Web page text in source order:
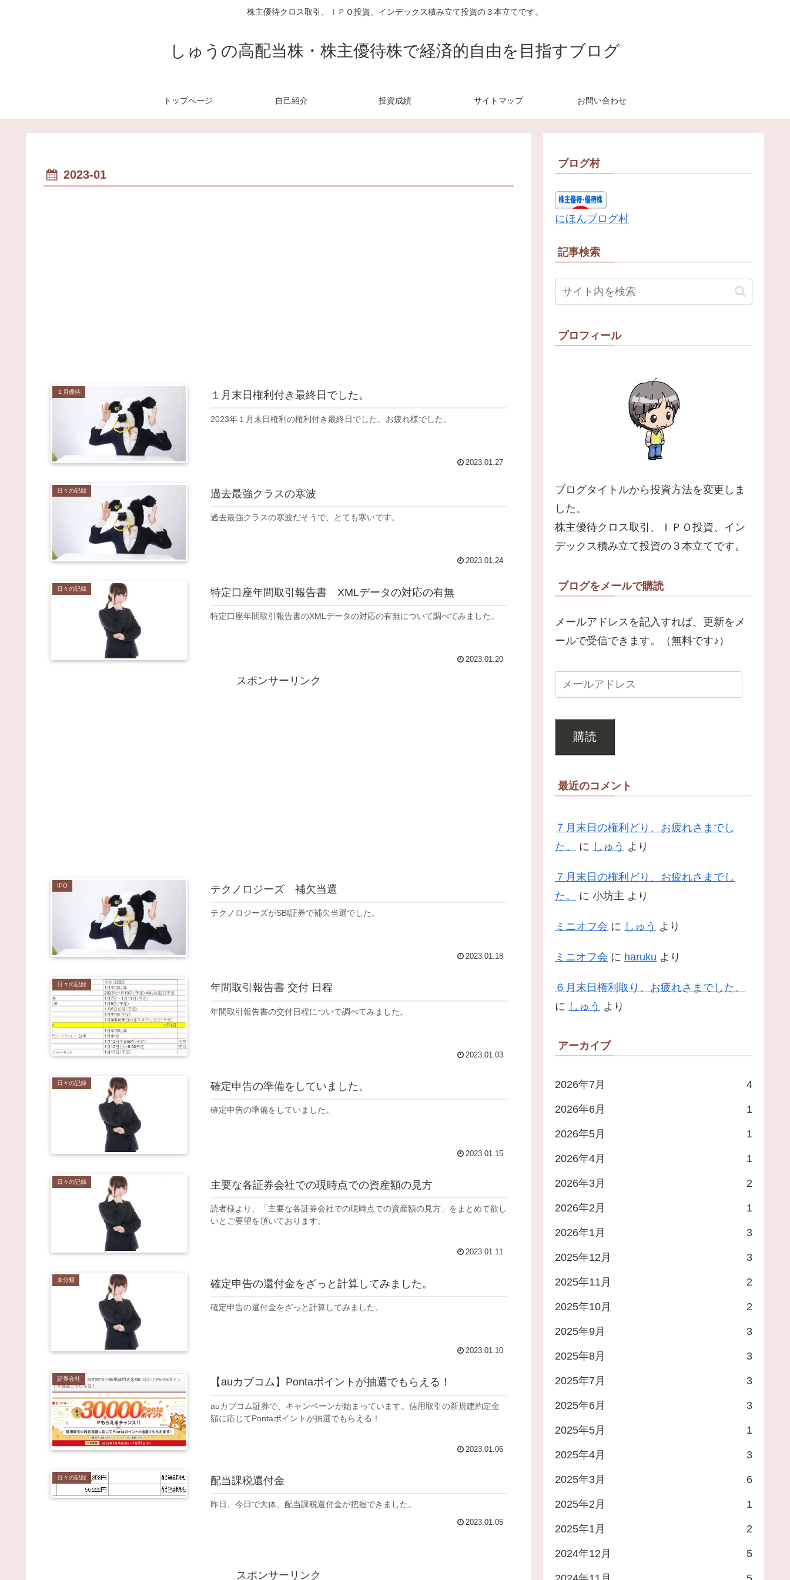
株主優待クロス取引、ＩＰＯ投資、インデックス積み立て投資の３本立てです。
しゅうの高配当株・株主優待株で経済的自由を目指すブログ
トップページ 自己紹介 投資成績 サイトマップ お問い合わせ
2023-01
１月優待 １月末日権利付き最終日でした。
2023年１月末日権利の権利付き最終日でした。お疲れ様でした。
2023.01.27
日々の記録 過去最強クラスの寒波
過去最強クラスの寒波だそうで、とても寒いです。
2023.01.24
日々の記録 特定口座年間取引報告書 XMLデータの対応の有無
特定口座年間取引報告書のXMLデータの対応の有無について調べてみました。
2023.01.20
スポンサーリンク
IPO テクノロジーズ 補欠当選
テクノロジーズがSBI証券で補欠当選でした。
2023.01.18
日々の記録 年間取引報告書 交付 日程
年間取引報告書の交付日程について調べてみました。
2023.01.03
日々の記録 確定申告の準備をしていました。
確定申告の準備をしていました。
2023.01.15
日々の記録 主要な各証券会社での現時点での資産額の見方
読者様より、「主要な各証券会社での現時点での資産額の見方」をまとめて欲し
いとご要望を頂いております。
2023.01.11
未分類 確定申告の還付金をざっと計算してみました。
確定申告の還付金をざっと計算してみました。
2023.01.10
証券会社 【auカブコム】Pontaポイントが抽選でもらえる！
auカブコム証券で、キャンペーンが始まっています。信用取引の新規建約定金
額に応じてPontaポイントが抽選でもらえる！
2023.01.06
日々の記録 配当課税還付金
昨日、今日で大体、配当課税還付金が把握できました。
2023.01.05
スポンサーリンク
ブログ村
にほんブログ村
記事検索
プロフィール
ブログタイトルから投資方法を変更しま
した。
株主優待クロス取引、ＩＰＯ投資、イン
デックス積み立て投資の３本立てです。
ブログをメールで購読
メールアドレスを記入すれば、更新をメ
ールで受信できます。（無料です♪）
購読
最近のコメント
７月末日の権利どり、お疲れさまでし
た。
に しゅう より
７月末日の権利どり、お疲れさまでし
た。
に 小坊主 より
ミニオフ会 に しゅう より
ミニオフ会 に haruku より
６月末日権利取り、お疲れさまでした。
に しゅう より
アーカイブ
2026年7月 4
2026年6月 1
2026年5月 1
2026年4月 1
2026年3月 2
2026年2月 1
2026年1月 3
2025年12月 3
2025年11月 2
2025年10月 2
2025年9月 3
2025年8月 3
2025年7月 3
2025年6月 3
2025年5月 1
2025年4月 3
2025年3月 6
2025年2月 1
2025年1月 2
2024年12月 5